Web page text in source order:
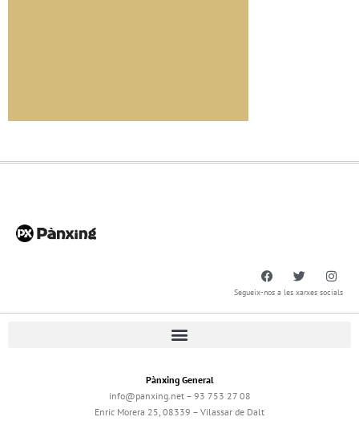
Segueix-nos a les xarxes socials
Pànxing General
info@panxing.net – 93 753 27 08
Enric Morera 25, 08339 – Vilassar de Dalt